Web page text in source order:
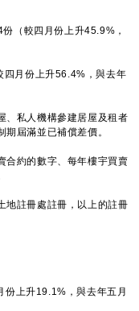
（較四月份上升45.9%，
月份上升56.4%，與去年
私人機構參建居屋及租者
屆滿並已補償差價。
約的數字、每年樓宇買賣
註冊處註冊，以上的註冊
上升19.1%，與去年五月